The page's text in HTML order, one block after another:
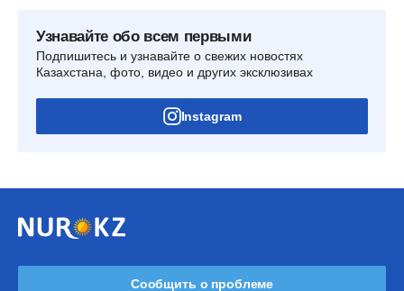
Узнавайте обо всем первыми
Подпишитесь и узнавайте о свежих новостях
Казахстана, фото, видео и других эксклюзивах
Instagram
Сообщить о проблеме